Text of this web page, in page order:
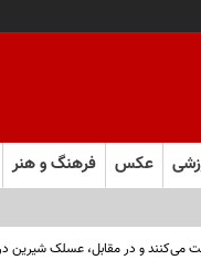
عکس فرهنگ و هنر
می‌کنند و در مقابل، عسلک شیرین